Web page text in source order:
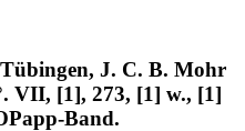
J. C. B. Mohr
VII, [1], 273, [1] w., [1]
Band.